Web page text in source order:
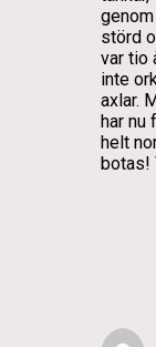
störd
var tio
inte
axlar.
har nu
helt
botas!